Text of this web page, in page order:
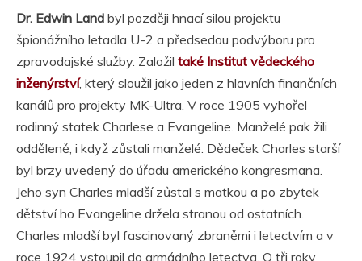
Dr. Edwin Land byl později hnací silou projektu
špionážního letadla U-2 a předsedou podvýboru pro
zpravodajské služby. Založil také Institut vědeckého
inženýrství, který sloužil jako jeden z hlavních finančních
kanálů pro projekty MK-Ultra. V roce 1905 vyhořel
rodinný statek Charlese a Evangeline. Manželé pak žili
odděleně, i když zůstali manželé. Dědeček Charles starší
byl brzy uvedený do úřadu amerického kongresmana.
Jeho syn Charles mladší zůstal s matkou a po zbytek
dětství ho Evangeline držela stranou od ostatních.
Charles mladší byl fascinovaný zbraněmi i letectvím a v
roce 1924 vstoupil do armádního letectva. O tři roky